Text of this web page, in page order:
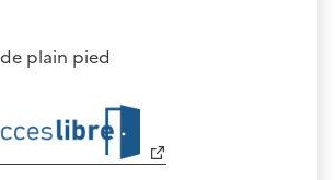
plain pied